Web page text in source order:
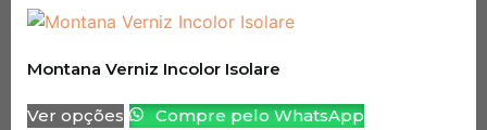
Montana Verniz Incolor Isolare
Ver opções Compre pelo WhatsApp